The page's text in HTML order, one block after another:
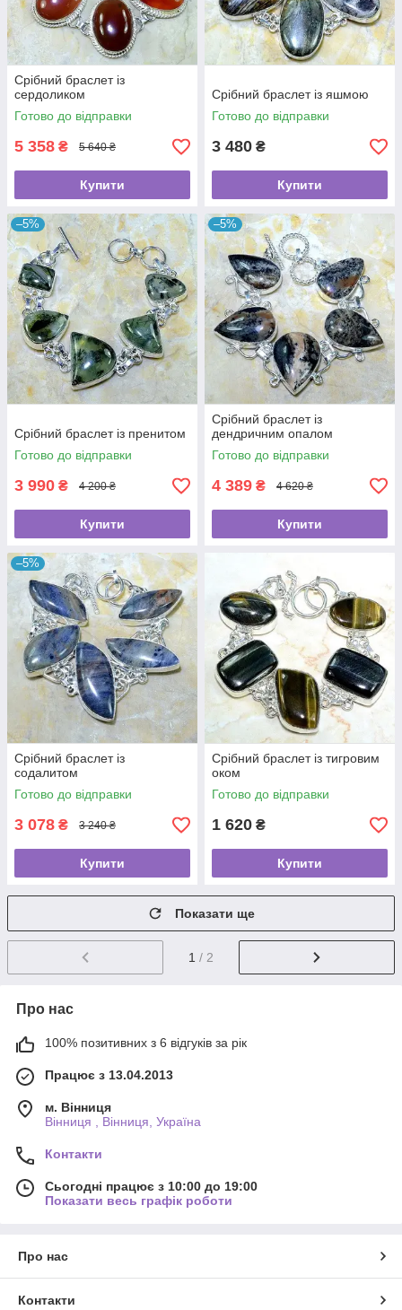
Срібний браслет із
сердоликом
Готово до відправки
5 358 ₴ 5 640 ₴
Купити
Срібний браслет із яшмою
Готово до відправки
3 480 ₴
Купити
–5%
Срібний браслет із пренитом
Готово до відправки
3 990 ₴ 4 200 ₴
Купити
–5%
Срібний браслет із
дендричним опалом
Готово до відправки
4 389 ₴ 4 620 ₴
Купити
–5%
Срібний браслет із
содалитом
Готово до відправки
3 078 ₴ 3 240 ₴
Купити
Срібний браслет із тигровим
оком
Готово до відправки
1 620 ₴
Купити
Показати ще
1 / 2
Про нас
100% позитивних з 6 відгуків за рік
Працює з 13.04.2013
м. Вінниця
Вінниця , Вінниця, Україна
Контакти
Сьогодні працює з 10:00 до 19:00
Показати весь графік роботи
Про нас
Контакти